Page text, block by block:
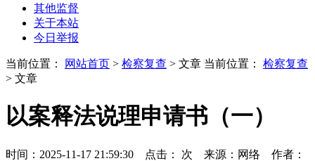
其他监督
关于本站
今日举报
当前位置： 网站首页 > 检察复查 > 文章 当前位置： 检察复查
> 文章
以案释法说理申请书（一）
时间：2025-11-17 21:59:30 点击： 次 来源：网络 作者：